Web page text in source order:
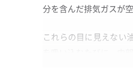
分を含んだ排気ガスが
これらの目に見えない